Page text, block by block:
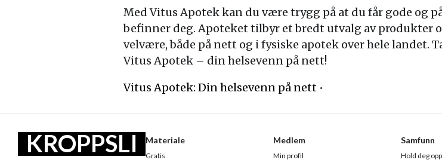
Med Vitus Apotek kan du være trygg på at du får gode og
befinner deg. Apoteket tilbyr et bredt utvalg av produkter
velvære, både på nett og i fysiske apotek over hele landet.
Vitus Apotek – din helsevenn på nett!
Vitus Apotek: Din helsevenn på nett •
KROPPSLI Materiale
Gratis
Medlem
Min profil
Samfunn
Hold deg